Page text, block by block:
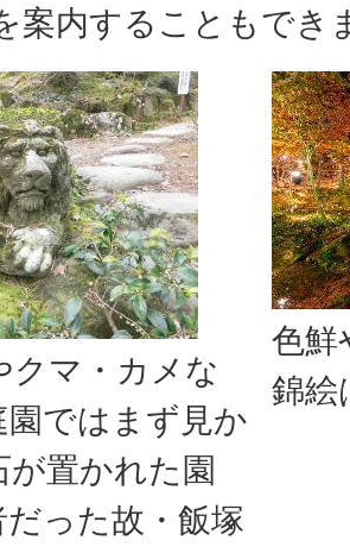
案内することもでき
クマ・カメな
園ではまず見か
が置かれた園
った故・飯塚
色鮮
錦絵